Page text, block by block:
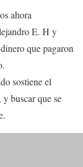
ahora
E. H y
que pagaron
sostiene el
buscar que se